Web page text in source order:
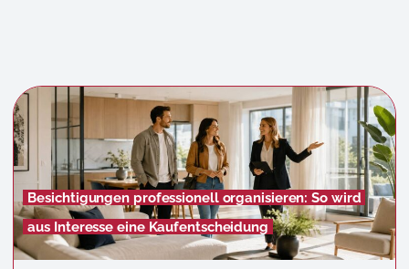
Besichtigungen professionell organisieren: So wird
aus Interesse eine Kaufentscheidung